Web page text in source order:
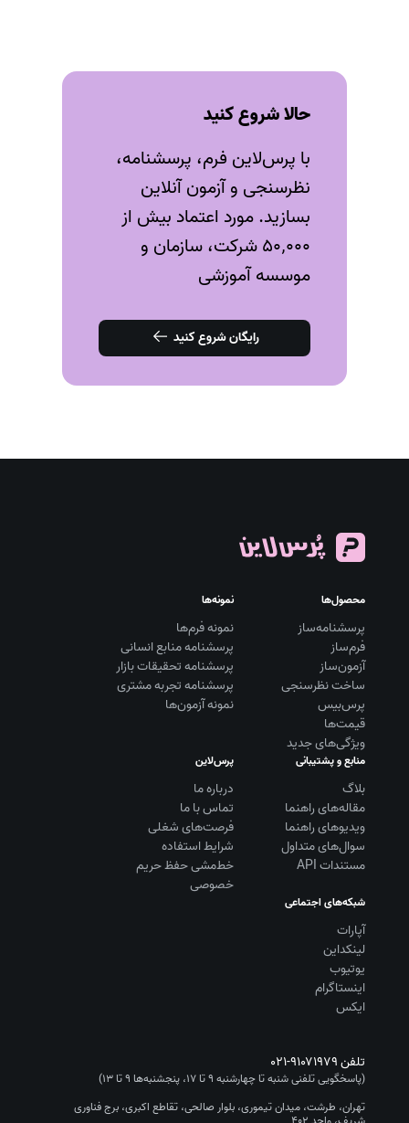
حالا شروع کنید
با پرس‌لاین فرم، پرسشنامه،
نظرسنجی و آزمون‌ آنلاین
بسازید. مورد اعتماد بیش از
۵۰٬۰۰۰ شرکت، سازمان و
موسسه آموزشی
رایگان شروع کنید
محصول‌ها
پرسشنامه‌ساز
فرم‌ساز
آزمون‌ساز
ساخت نظرسنجی
پرس‌بیس
قیمت‌ها
ویژگی‌های جدید
نمونه‌ها
نمونه فرم‌ها
پرسشنامه منابع انسانی
پرسشنامه تحقیقات بازار
پرسشنامه تجربه مشتری
نمونه آزمون‌ها
منابع و پشتیبانی
بلاگ
مقاله‌های راهنما
ویديوهای راهنما
سوال‌های متداول
مستندات API
پرس‌لاین
درباره ما
تماس با ما
فرصت‌های شغلی
شرایط استفاده
خط‌مشی حفظ حریم
خصوصی
شبکه‌های اجتماعی
آپارات
لینکداین
یوتیوب
اینستاگرام
ایکس
تلفن۰۲۱-۹۱۰۷۱۹۷۹
(پاسخگویی تلفنی شنبه تا چهارشنبه ۹ تا ۱۷، پنجشنبه‌ها ۹ تا ۱۳)
تهران، طرشت، میدان تیموری، بلوار صالحی، تقاطع اکبری، برج فناوری